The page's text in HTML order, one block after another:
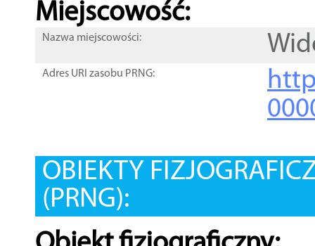
Miejscowość:
Nazwa miejscowości:
Adres URI zasobu PRNG:
OBIEKTY
(PRNG):